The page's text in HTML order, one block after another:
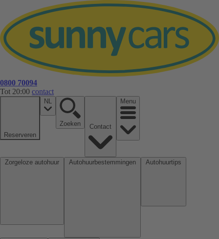
0800 70094
Tot 20:00 contact
Reserveren
NL
Zoeken
Menu